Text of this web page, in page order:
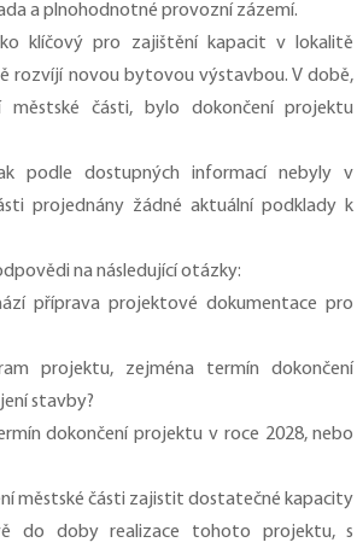
a plnohodnotné provozní zázemí.
klíčový pro zajištění kapacit v lokalitě
rozvíjí novou bytovou výstavbou. V době,
části, bylo dokončení projektu
podle dostupných informací nebyly v
projednány žádné aktuální podklady k
na následující otázky:
příprava projektové dokumentace pro
projektu, zejména termín dokončení
stavby?
dokončení projektu v roce 2028, nebo
městské části zajistit dostatečné kapacity
do doby realizace tohoto projektu, s